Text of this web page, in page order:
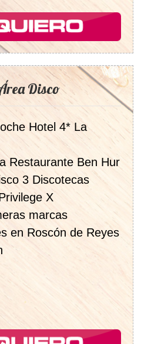
Disco
Hotel 4* La
Restaurante Ben Hur
3 Discotecas
X
marcas
en Roscón de Reyes